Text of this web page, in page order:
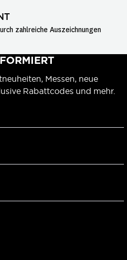
zahlreiche Auszeichnungen
Messen, neue
Rabattcodes und mehr.